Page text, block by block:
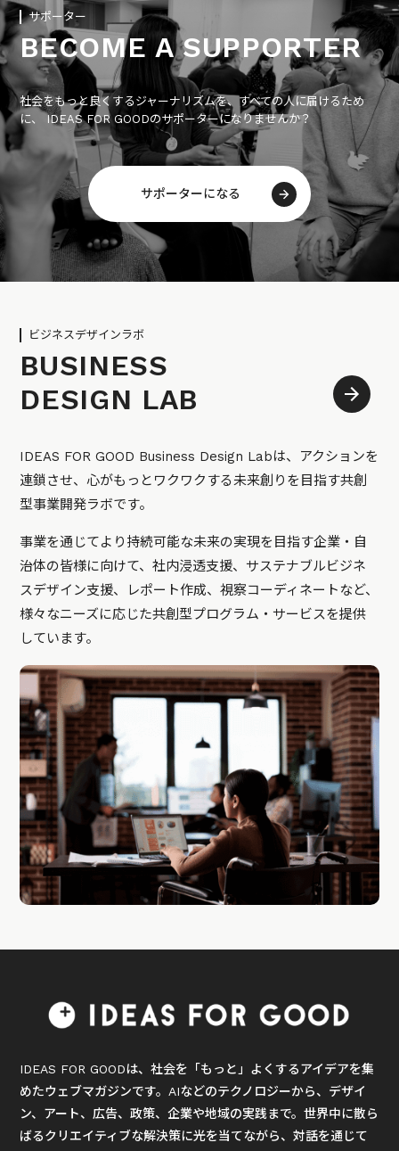
サポーター
BECOME A SUPPORTER
社会をもっと良くするジャーナリズムを、すべての人に届けるため
に、 IDEAS FOR GOODのサポーターになりませんか？
サポーターになる
ビジネスデザインラボ
BUSINESS
DESIGN LAB
IDEAS FOR GOOD Business Design Labは、アクションを
連鎖させ、心がもっとワクワクする未来創りを目指す共創
型事業開発ラボです。
事業を通じてより持続可能な未来の実現を目指す企業・自
治体の皆様に向けて、社内浸透支援、サステナブルビジネ
スデザイン支援、レポート作成、視察コーディネートなど、
様々なニーズに応じた共創型プログラム・サービスを提供
しています。
IDEAS FOR GOODは、社会を「もっと」よくするアイデアを集
めたウェブマガジンです。AIなどのテクノロジーから、デザイ
ン、アート、広告、政策、企業や地域の実践まで。世界中に散ら
ばるクリエイティブな解決策に光を当てながら、対話を通じて